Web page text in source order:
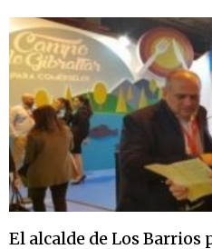
El alcalde de Los